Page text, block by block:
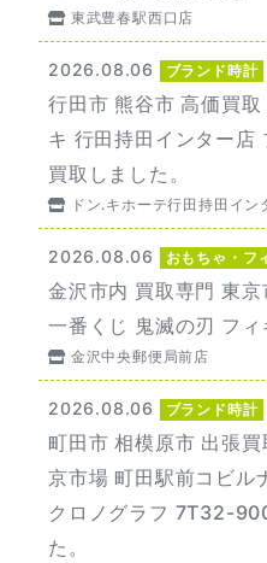
東武豊春駅西口店
2026.08.06 ブランド時計
行田市 熊谷市 高価買
キ 行田持田インター店
買取しました。
ドン.キホーテ行田持田イン
2026.08.06 おもちゃ・フ
金沢市内 買取専門 東
一番くじ 鬼滅の刃 フィ
金沢中央郵便局前店
2026.08.06 ブランド時計
町田市 相模原市 出張
京市場 町田駅前コビル
クロノグラフ 7T32-
た。